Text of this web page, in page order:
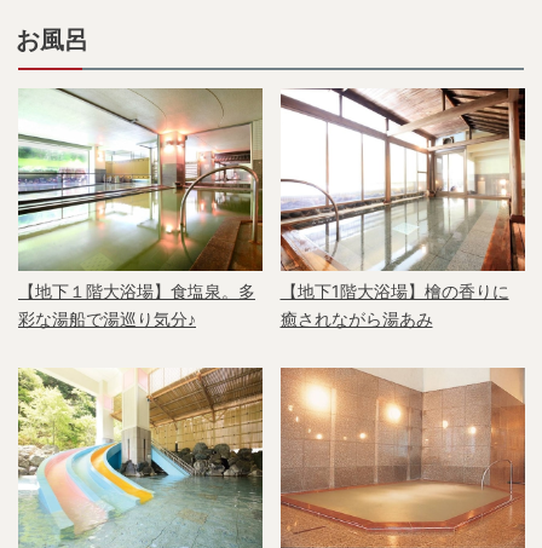
お風呂
【地下１階大浴場】食塩泉。多
彩な湯船で湯巡り気分♪
【地下1階大浴場】檜の香りに
癒されながら湯あみ